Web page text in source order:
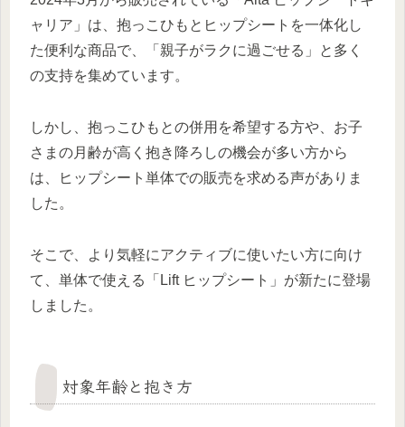
ャリア」は、抱っこひもとヒップシートを一体化し
た便利な商品で、「親子がラクに過ごせる」と多く
の支持を集めています。
しかし、抱っこひもとの併用を希望する方や、お子
さまの月齢が高く抱き降ろしの機会が多い方から
は、ヒップシート単体での販売を求める声がありま
した。
そこで、より気軽にアクティブに使いたい方に向け
て、単体で使える「Lift ヒップシート」が新たに登場
しました。
対象年齢と抱き方